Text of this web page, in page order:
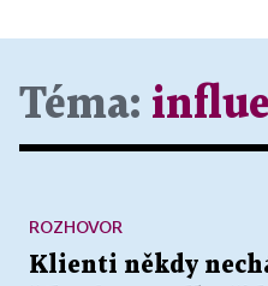
Téma:
Klienti někdy
ROZHOVOR